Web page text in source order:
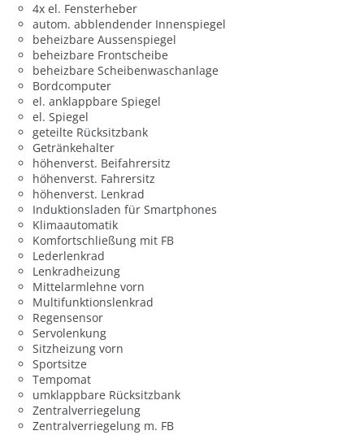
4x el. Fensterheber
autom. abblendender Innenspiegel
beheizbare Aussenspiegel
beheizbare Frontscheibe
beheizbare Scheibenwaschanlage
Bordcomputer
el. anklappbare Spiegel
el. Spiegel
geteilte Rücksitzbank
Getränkehalter
höhenverst. Beifahrersitz
höhenverst. Fahrersitz
höhenverst. Lenkrad
Induktionsladen für Smartphones
Klimaautomatik
Komfortschließung mit FB
Lederlenkrad
Lenkradheizung
Mittelarmlehne vorn
Multifunktionslenkrad
Regensensor
Servolenkung
Sitzheizung vorn
Sportsitze
Tempomat
umklappbare Rücksitzbank
Zentralverriegelung
Zentralverriegelung m. FB